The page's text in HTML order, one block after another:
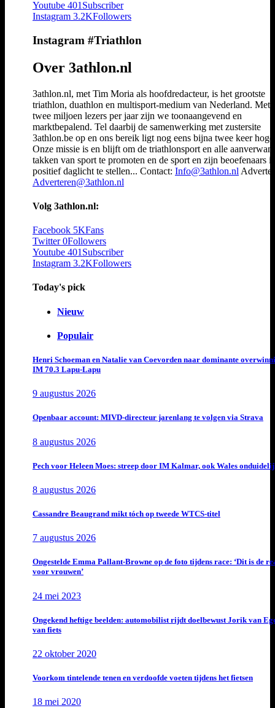
Youtube 401 Subscriber
Instagram 3.2KFollowers
Instagram #Triathlon
Over 3athlon.nl
3athlon.nl, met Tim Moria als hoofdredacteur, is het grootste
triathlon, duathlon en multisport-medium van Nederland. Met
twee miljoen lezers per jaar zijn we toonaangevend en
marktbepalend. Tel daarbij de samenwerking met zustersite
3athlon.be op en ons bereik ligt nog eens bijna twee keer
Onze missie is en blijft om de triathlonsport en alle
takken van sport te promoten en de sport en zijn beoefenaars
positief daglicht te stellen... Contact: Info@3athlon.nl
Adverteren@3athlon.nl
Volg 3athlon.nl:
Facebook 5KFans
Twitter 0Followers
Youtube 401 Subscriber
Instagram 3.2KFollowers
Today's pick
Nieuw
Populair
Henri Schoeman en Natalie van Coevorden naar dominante
IM 70.3 Lapu-Lapu
9 augustus 2026
Openbaar account: MIVD-directeur jarenlang te volgen via Strava
8 augustus 2026
Pech voor Heleen Moes: streep door IM Kalmar, ook Wales
8 augustus 2026
Cassandre Beaugrand mikt tóch op tweede WTCS-titel
7 augustus 2026
Ongestelde Emma Pallant-Browne op de foto tijdens race: ‘Dit is de
voor vrouwen’
24 mei 2023
Ongekend heftige beelden: automobilist rijdt doelbewust Jorik van
van fiets
22 oktober 2020
Voorkom tintelende tenen en verdoofde voeten tijdens het fietsen
18 mei 2020